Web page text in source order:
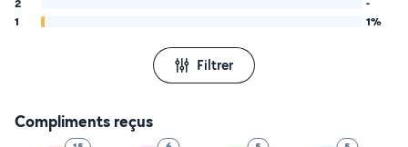
2
-
1
1%
Filtrer
Compliments reçus